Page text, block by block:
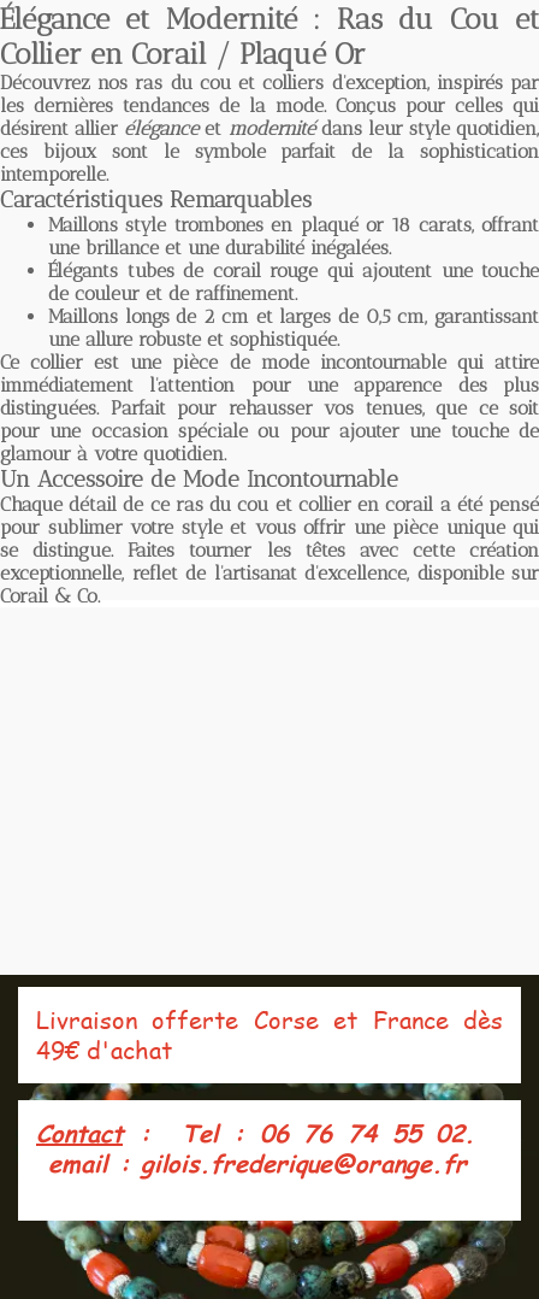
Élégance et Modernité : Ras du Cou et
Collier en Corail / Plaqué Or
Découvrez nos ras du cou et colliers d'exception, inspirés par
les dernières tendances de la mode. Conçus pour celles qui
désirent allier éléganceet modernitédans leur style quotidien,
ces bijoux sont le symbole parfait de la sophistication
intemporelle.
Caractéristiques Remarquables
Maillons style trombonesen plaqué or 18 carats, offrant
une brillance et une durabilité inégalées.
Élégants tubes de corail rouge qui ajoutent une touche
de couleur et de raffinement.
Maillons longsde 2 cm et larges de 0,5 cm, garantissant
une allure robuste et sophistiquée.
Ce collier est une pièce de mode incontournable qui attire
immédiatement l'attention pour une apparence des plus
distinguées. Parfait pour rehausser vos tenues, que ce soit
pour une occasion spéciale ou pour ajouter une touche de
glamour à votre quotidien.
Un Accessoire de Mode Incontournable
Chaque détail de ce ras du cou et collier en corail a été pensé
pour sublimer votre style et vous offrir une pièce unique qui
se distingue. Faites tourner les têtes avec cette création
exceptionnelle, reflet de l'artisanat d'excellence, disponible sur
Corail & Co.
Livraison offerte Corse et France dès
49€ d'achat
Contact: Tel : 06 76 74 55 02.
email : gilois.frederique@orange.fr